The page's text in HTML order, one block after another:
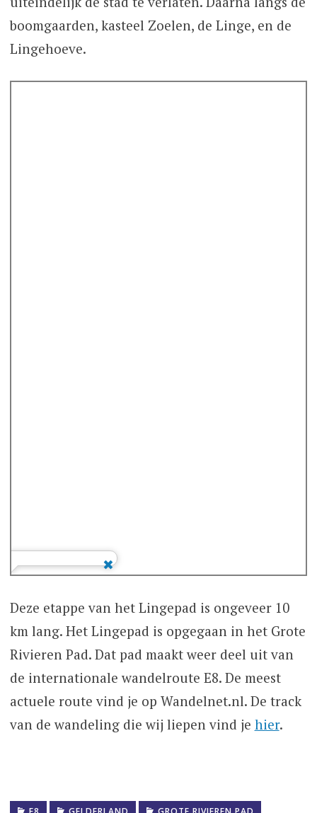
boomgaarden, kasteel Zoelen, de Linge, en de
Lingehoeve.
Deze etappe van het Lingepad is ongeveer 10
km lang. Het Lingepad is opgegaan in het Grote
Rivieren Pad. Dat pad maakt weer deel uit van
de internationale wandelroute E8. De meest
actuele route vind je op Wandelnet.nl. De track
van de wandeling die wij liepen vind je hier.